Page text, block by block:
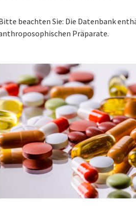
beachten Sie: Die Datenbank
Präparate.